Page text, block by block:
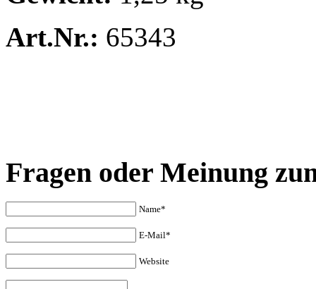
Art.Nr.: 65343
Fragen oder Meinung
Name*
E-Mail*
Website